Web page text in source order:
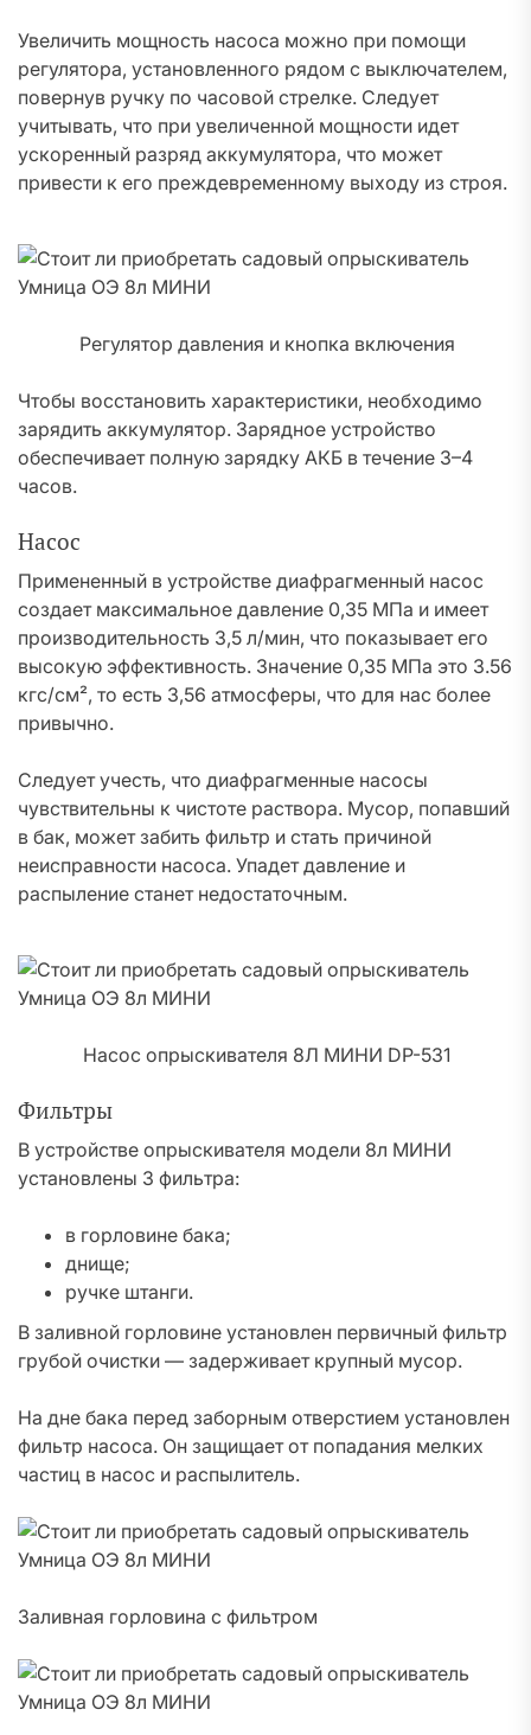
Увеличить мощность насоса можно при помощи
регулятора, установленного рядом с выключателем,
повернув ручку по часовой стрелке. Следует
учитывать, что при увеличенной мощности идет
ускоренный разряд аккумулятора, что может
привести к его преждевременному выходу из строя.
Регулятор давления и кнопка включения
Чтобы восстановить характеристики, необходимо
зарядить аккумулятор. Зарядное устройство
обеспечивает полную зарядку АКБ в течение 3–4
часов.
Насос
Примененный в устройстве диафрагменный насос
создает максимальное давление 0,35 МПа и имеет
производительность 3,5 л/мин, что показывает его
высокую эффективность. Значение 0,35 МПа это 3.56
кгс/см², то есть 3,56 атмосферы, что для нас более
привычно.
Следует учесть, что диафрагменные насосы
чувствительны к чистоте раствора. Мусор, попавший
в бак, может забить фильтр и стать причиной
неисправности насоса. Упадет давление и
распыление станет недостаточным.
Насос опрыскивателя 8Л МИНИ DP-531
Фильтры
В устройстве опрыскивателя модели 8л МИНИ
установлены 3 фильтра:
в горловине бака;
днище;
ручке штанги.
В заливной горловине установлен первичный фильтр
грубой очистки — задерживает крупный мусор.
На дне бака перед заборным отверстием установлен
фильтр насоса. Он защищает от попадания мелких
частиц в насос и распылитель.
Заливная горловина с фильтром